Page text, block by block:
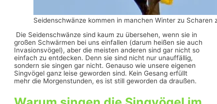
Seidenschwänze kommen in manchen Winter zu
Die Seidenschwänze sind kaum zu übersehen, wenn sie in
großen Schwärmen bei uns einfallen (darum heißen sie auch
Invasionsvögel), aber die meisten anderen sind gar nicht so
einfach zu entdecken. Denn sie sind nicht nur unauffällig,
sondern sie singen gar nicht. Genauso wie unsere eigenen
Singvögel ganz leise geworden sind. Kein Gesang erfüllt
mehr die Morgenstunden, es ist still geworden da draußen.